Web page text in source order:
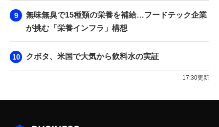
無味無臭で15種類の栄養を補給…フードテック企業
が挑む「栄養インフラ」構想
クボタ、米国で大気から飲料水の実証
17:30更新